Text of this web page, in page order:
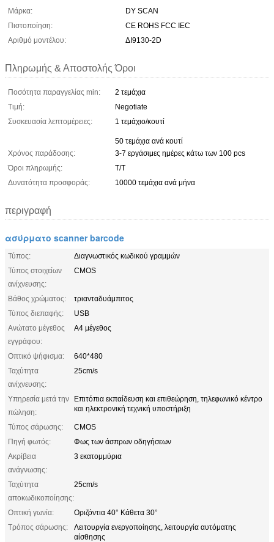
Μάρκα:
DY SCAN
Πιστοποίηση:
CE ROHS FCC IEC
Αριθμό μοντέλου:
ΔΙ9130-2D
Πληρωμής & Αποστολής Όροι
Ποσότητα παραγγελίας min:
2 τεμάχια
Τιμή:
Negotiate
Συσκευασία λεπτομέρειες:
1 τεμάχιο/κουτί
50 τεμάχια ανά κουτί
Χρόνος παράδοσης:
3-7 εργάσιμες ημέρες κάτω των 100 pcs
Όροι πληρωμής:
Τ/Τ
Δυνατότητα προσφοράς:
10000 τεμάχια ανά μήνα
περιγραφή
ασύρματο scanner barcode
Τύπος:
Διαγνωστικός κωδικού γραμμών
Τύπος στοιχείων
ανίχνευσης:
CMOS
Βάθος χρώματος:
τριανταδυάμπιτος
Τύπος διεπαφής:
USB
Ανώτατο μέγεθος
εγγράφου:
A4 μέγεθος
Οπτικό ψήφισμα:
640*480
Ταχύτητα
ανίχνευσης:
25cm/s
Υπηρεσία μετά την
πώληση:
Επιτόπια εκπαίδευση και επιθεώρηση, τηλεφωνικό κέντρο
και ηλεκτρονική τεχνική υποστήριξη
Τύπος σάρωσης:
CMOS
Πηγή φωτός:
Φως των άσπρων οδηγήσεων
Ακρίβεια
ανάγνωσης:
3 εκατομμύρια
Ταχύτητα
αποκωδικοποίησης:
25cm/s
Οπτική γωνία:
Οριζόντια 40° Κάθετα 30°
Τρόπος σάρωσης:
Λειτουργία ενεργοποίησης, λειτουργία αυτόματης
αίσθησης